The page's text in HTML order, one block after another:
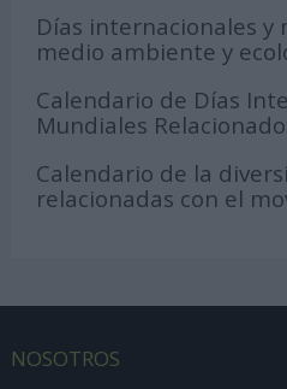
Días internacionales y
medio ambiente y
Calendario de Días
Mundiales
Calendario de la
relacionadas con el
NOSOTROS